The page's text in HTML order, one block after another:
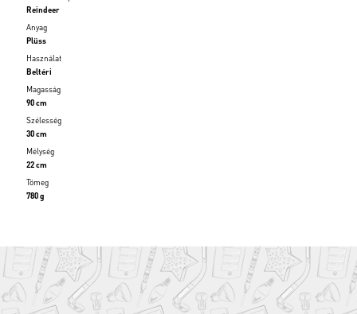
Reindeer
Anyag
Plüss
Használat
Beltéri
Magasság
90 cm
Szélesség
30 cm
Mélység
22 cm
Tömeg
780 g